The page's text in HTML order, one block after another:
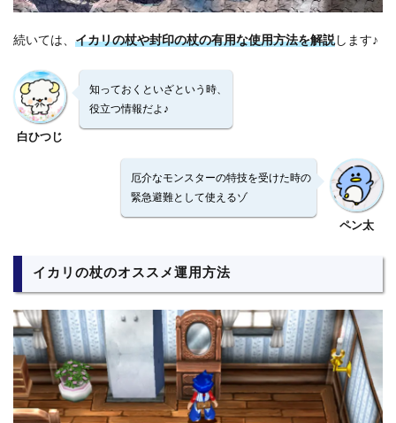
続いては、 イカリの杖や封印の杖の有用な使用方法を解説 します♪
白ひつじ
知っておくといざという時、
役立つ情報だよ♪
ペン太
厄介なモンスターの特技を受けた時の
緊急避難として使えるゾ
イカリの杖のオススメ運用方法